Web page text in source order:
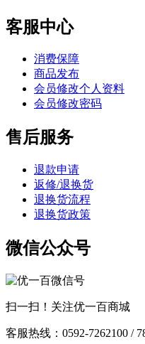
客服中心
消费保障
商品发布
会员修改个人资料
会员修改密码
售后服务
退款申请
返修/退换货
退换货流程
退换货政策
微信公众号
扫一扫！关注优一百商城
客服热线：0592-7262100 /